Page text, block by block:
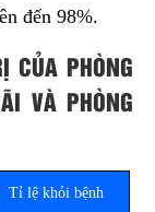
đến 98%.
PHÒNG
VÀ PHÒNG
Tỉ lệ khỏi bệnh